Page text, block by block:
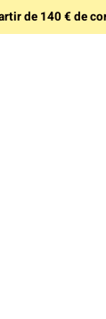
de 140 € de